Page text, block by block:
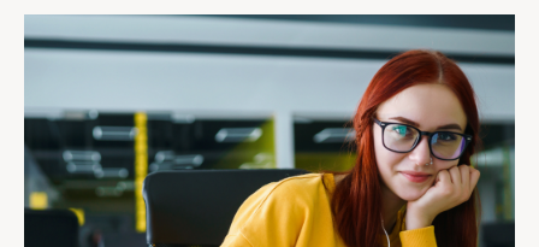
Assistance en vie privée
Développement professionnel
Devenir Membre